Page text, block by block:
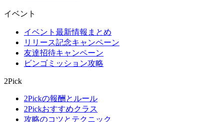
イベント
イベント最新情報まとめ
リリース記念キャンペーン
友達招待キャンペーン
ビンゴミッション攻略
2Pick
2Pickの報酬とルール
2Pickおすすめクラス
攻略のコツとテクニック